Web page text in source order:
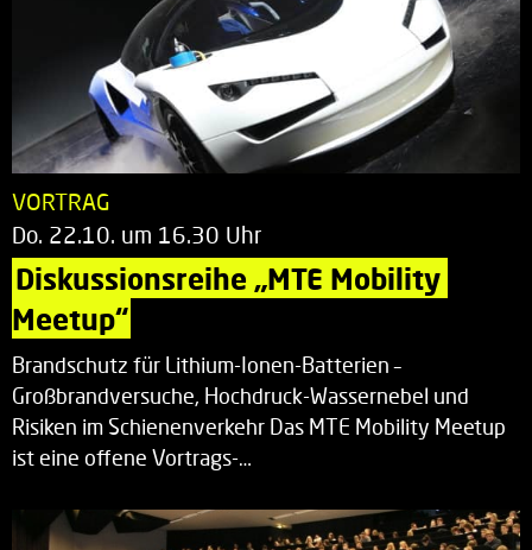
VORTRAG
Do. 22.10. um 16.30 Uhr
Diskussionsreihe „MTE Mobility
Meetup“
Brandschutz für Lithium-Ionen-Batterien –
Großbrandversuche, Hochdruck-Wassernebel und
Risiken im Schienenverkehr Das MTE Mobility Meetup
ist eine offene Vortrags-…